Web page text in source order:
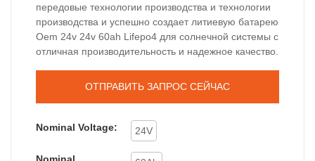
передовые технологии производства и технологии
производства и успешно создает литиевую батарею
Oem 24v 24v 60ah Lifepo4 для солнечной системы с
отличная производительность и надежное качество.
ОТПРАВИТЬ ЗАПРОС СЕЙЧАС
Nominal Voltage: 24V
Nominal